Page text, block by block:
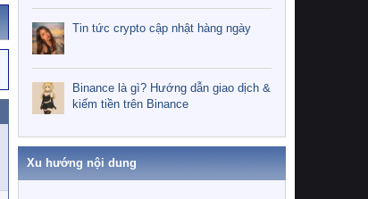
Tin tức crypto cập nhật hàng ngày
Binance là gì? Hướng dẫn giao dịch &
kiếm tiền trên Binance
Xu hướng nội dung